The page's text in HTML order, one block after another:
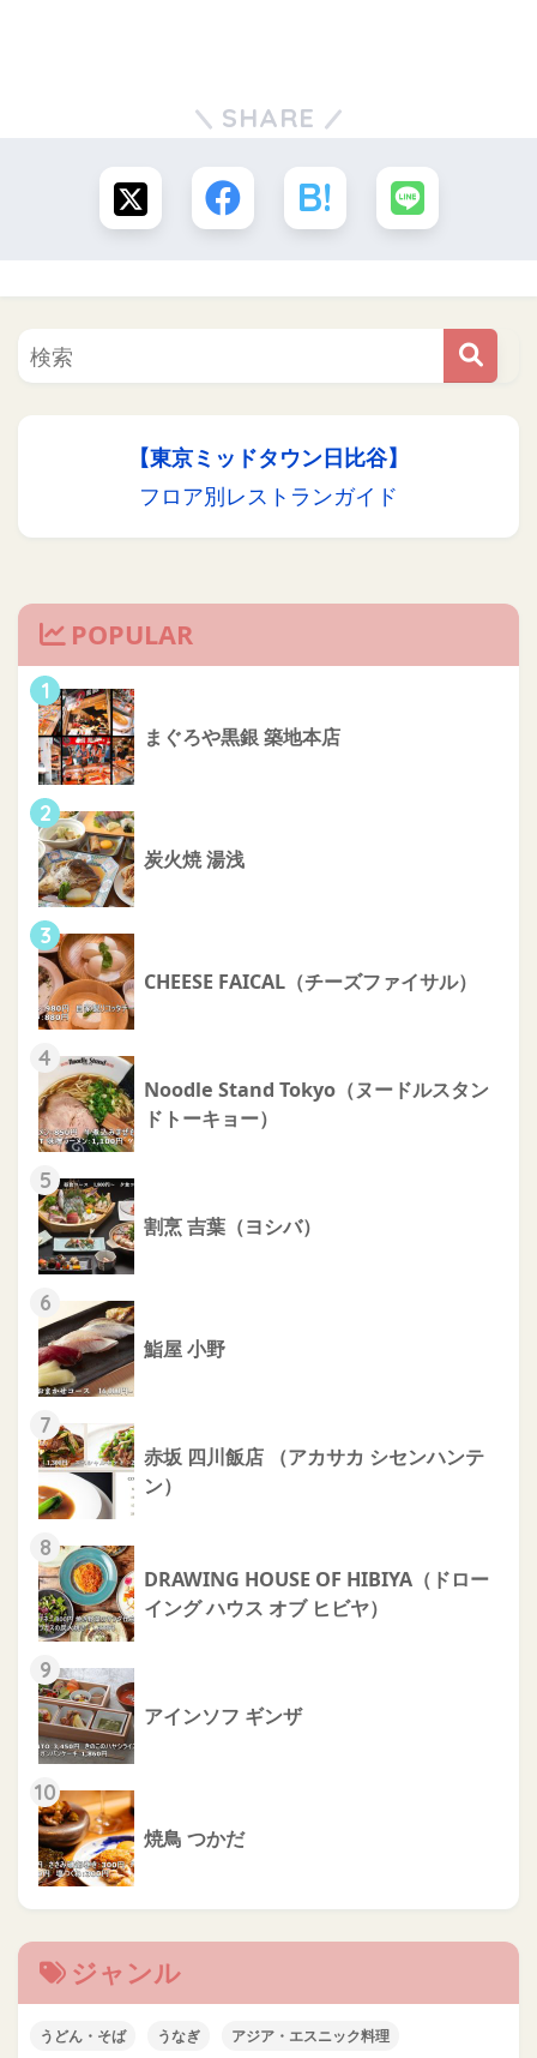
SHARE
【東京ミッドタウン日比谷】
フロア別レストランガイド
POPULAR
1
まぐろや黒銀 築地本店
2
炭火焼 湯浅
3
CHEESE FAICAL（チーズファイサル）
4
Noodle Stand Tokyo（ヌードルスタン
ドトーキョー）
5
割烹 吉葉（ヨシバ）
6
鮨屋 小野
7
赤坂 四川飯店 （アカサカ シセンハンテ
ン）
8
DRAWING HOUSE OF HIBIYA（ドロー
イング ハウス オブ ヒビヤ）
9
アインソフ ギンザ
10
焼鳥 つかだ
ジャンル
うどん・そば うなぎ アジア・エスニック料理